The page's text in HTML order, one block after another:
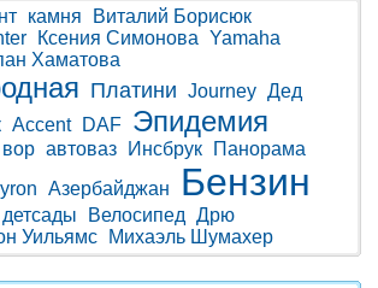
камня
Виталий Борисюк
Ксения Симонова Yamaha
Хаматова
Платини Journey Дед
Accent DAF Эпидемия
вор автоваз Инсбрук
Панорама
Азербайджан Бензин
детсады Велосипед Дрю
Уильямс Михаэль Шумахер